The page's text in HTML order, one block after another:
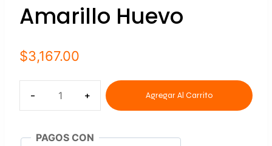
Amarillo Huevo
$3,167.00
Agregar Al Carrito
PAGOS CON